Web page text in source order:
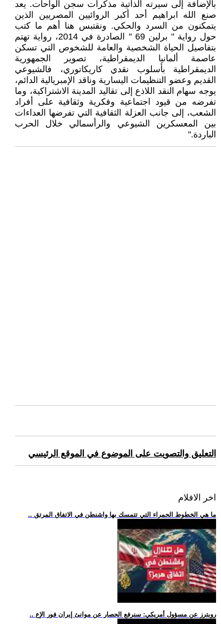
بالإضافة إلى سيرته الذاتية مذكرات سجن الواحات. يعد
صنع الله ابراهيم أحد أكبر الروائيين المصريين الذين
يتمكنون من السرد والحكي. ونقتبس هنا أهم ما كتب
حول رواية " برلين 69 " الصادرة في 2014، رواية تهتم
بتفاصيل الحياة الشخصية والعامة للشخوص التي تسكن
عاصمة ألمانيا الديمقراطية، تصوير الجمهورية
الديمقراطية بأسلوب نقدي كاريكاتوري، فالشيوعي
القديم وعضو التنظيمات اليسارية وناقد الإمبريالية الدائم،
يوجه سهام النقد اللاذع إلى تقاليد المدينة الاشتراكية، وما
تفرضه من قيود اجتماعية وفكرية وثقافية على أفراد
الشعب، إلى جانب العزلة الثقافية التي تفرضها العداءات
بين المعسكرين الشيوعي والرأسمالي خلال الحرب
الباردة."
التعليق والتصويت على الموضوع في الموقع الرئيسي
اخر الافلام
.. ما هي الخطوط الحمراء التي تتمسك بها واشنطن في الاتفاق المرتق
.. رويترز عن مسؤول أمريكي: سنرفع الحصار عن موانئ إيران فور الإع